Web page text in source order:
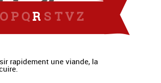
O P QR S TV Z
rapidement une viande, la